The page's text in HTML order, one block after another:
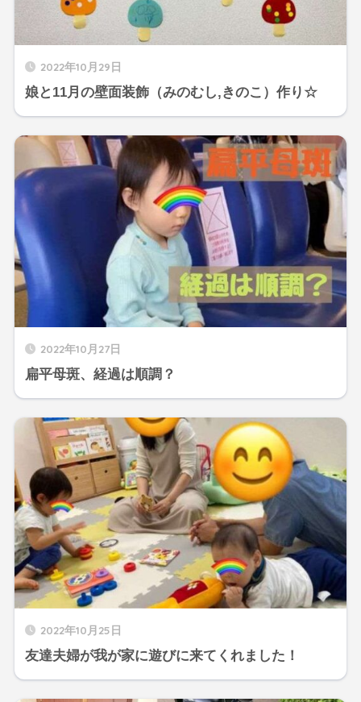
2022年10月29日
娘と11月の壁面装飾（みのむし,きのこ）作り☆
2022年10月27日
扁平母斑、経過は順調？
2022年10月25日
友達夫婦が我が家に遊びに来てくれました！